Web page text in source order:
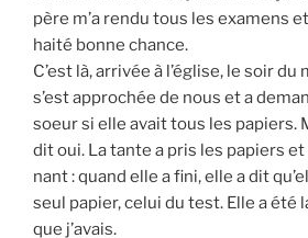
père m’a ren­du tous les exa­mens
hai­té bonne chance.
C’est là, arri­vée à l’église, le soir
s’est appro­chée de nous et a
soeur si elle avait tous les papiers.
dit oui. La tante a pris les papiers
nant : quand elle a fini, elle a dit
seul papier, celui du test. Elle a été
que j’avais.